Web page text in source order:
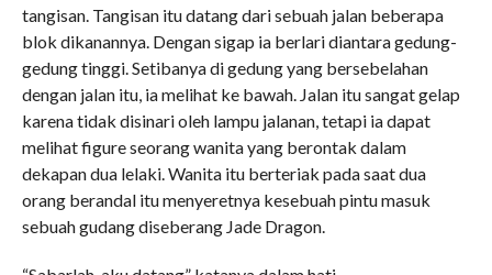
tangisan. Tangisan itu datang dari sebuah jalan beberapa
blok dikanannya. Dengan sigap ia berlari diantara gedung-
gedung tinggi. Setibanya di gedung yang bersebelahan
dengan jalan itu, ia melihat ke bawah. Jalan itu sangat gelap
karena tidak disinari oleh lampu jalanan, tetapi ia dapat
melihat figure seorang wanita yang berontak dalam
dekapan dua lelaki. Wanita itu berteriak pada saat dua
orang berandal itu menyeretnya kesebuah pintu masuk
sebuah gudang diseberang Jade Dragon.